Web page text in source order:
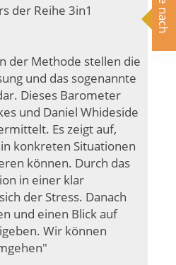
der Reihe 3in1
der Methode stellen die
und das sogenannte
Dieses Barometer
und Daniel Whideside
Es zeigt auf,
konkreten Situationen
können. Durch das
in einer klar
der Stress. Danach
und einen Blick auf
Wir können